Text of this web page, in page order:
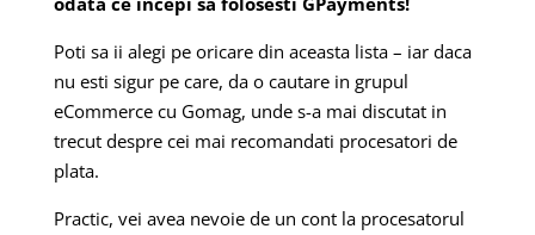
Poti sa ii alegi pe oricare din aceasta lista – iar daca
nu esti sigur pe care, da o cautare in grupul
eCommerce cu Gomag, unde s-a mai discutat in
trecut despre cei mai recomandati procesatori de
plata.
Practic, vei avea nevoie de un cont la procesatorul